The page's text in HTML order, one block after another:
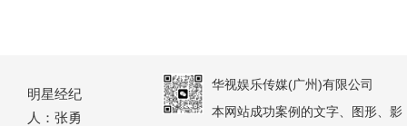
明星经纪
人：张勇
华视娱乐传媒(广州)有限公司
本网站成功案例的文字、图形、影